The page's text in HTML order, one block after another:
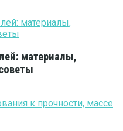
материалы,